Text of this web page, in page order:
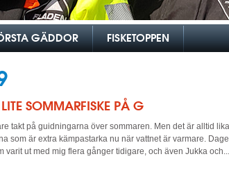
GÄDDOR FISKETOPPEN
SOMMARFISKE PÅ G
takt på guidningarna över sommaren. Men det är alltid
som är extra kämpastarka nu när vattnet är varmare.
varit ut med mig flera gånger tidigare, och även Jukka och...